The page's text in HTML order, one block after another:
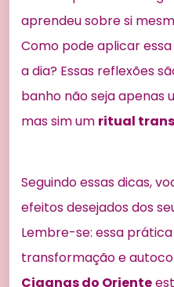
aprendeu sobre si
Como pode aplicar
a dia? Essas reflexões
banho não seja apenas
mas sim um ritual
Seguindo essas dicas,
efeitos desejados dos
Lembre-se: essa
transformação e
Ciganas do Oriente